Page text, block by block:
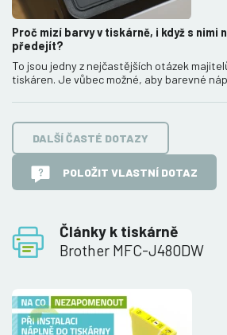
Články k tiskárně
Brother MFC-J480DW
Proč mizí barvy v tiskárně, i když s nimi
předejít?
To jsou jedny z nejčastějších otázek
tiskáren. Je vůbec možné, aby barevné
DALŠÍ ČASTÉ DOTAZY
POLOŽIT VLASTNÍ DOTAZ